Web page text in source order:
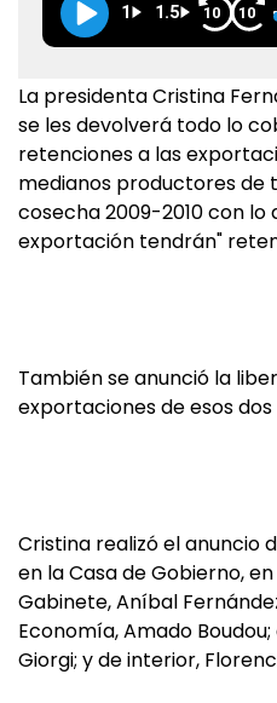
1 1.5 10 10
La presidenta Cristina
se les devolverá todo lo
retenciones a las
medianos productores de
cosecha 2009-2010 con
exportación tendrán"
También se anunció la
exportaciones de esos
Cristina realizó el anuncio
en la Casa de Gobierno,
Gabinete, Aníbal
Economía, Amado
Giorgi; y de interior,